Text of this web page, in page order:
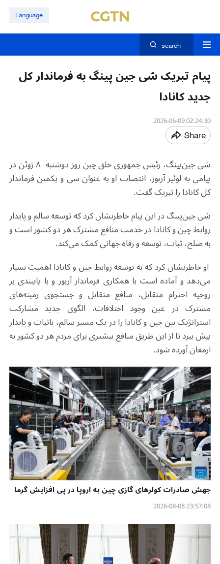
Language
search
پیام تبریک شی جین پینگ به فرماندار کل
جدید کانادا
02:24:30 2026-06-09
Share
شی جین‌پینگ، رئیس جمهوری خلق چین روز دوشنبه ۸ ژوئن در
پیامی به لوئیز آربور، انتصاب او به عنوان سی و یکمین فرماندار
کل کانادا را تبریک گفت.
شی جین‌پینگ در این پیام خاطرنشان کرد که توسعه سالم و پایدار
روابط چین و کانادا در خدمت منافع مشترک هر دو کشور است و
به صلح، ثبات، توسعه و رفاه جهانی کمک می‌کند.
او خاطرنشان کرد که به توسعه روابط چین و کانادا اهمیت بسیار
می‌دهد و آماده است با همکاری فرماندار آربور و با پایبندی بر
روحیه احترام متقابل، منافع متقابل و جستجوی زمینه‌های
مشترک در عین وجود اختلافات، الگوی جدید مشارکت
استراتژیک بین چین و کانادا را در یک مسیر سالم، باثبات و پایدار
پیش ببرد تا از این طریق منافع بیشتری برای مردم هر دو کشور به
ارمغان آورده شود.
جهش صادرات کولرهای گازی چین به اروپا در پی افزایش گرما
23:57:08 2026-08-08